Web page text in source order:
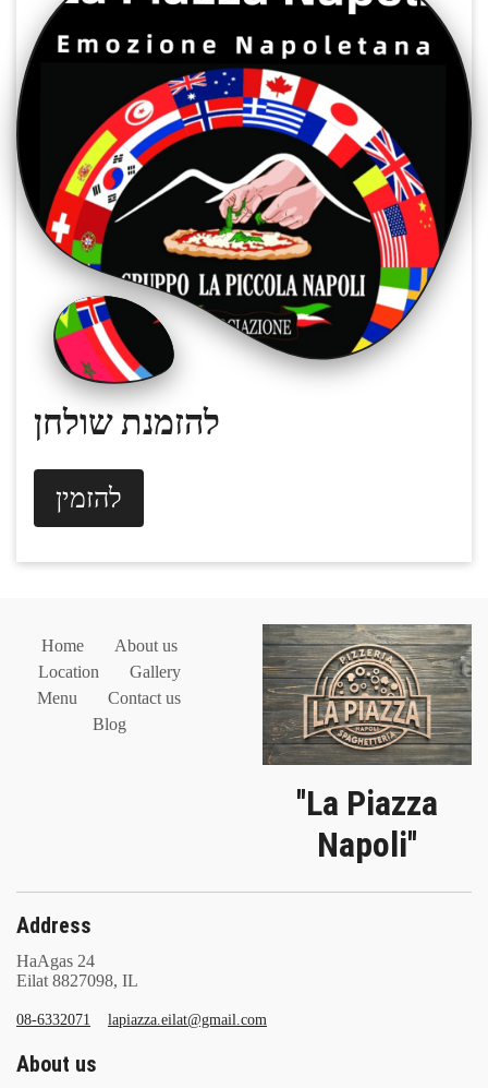
להזמנת שולחן
להזמין
Home
About us
Location
Gallery
Menu
Contact us
Blog
''La Piazza
Napoli''
Address
HaAgas 24
Eilat 8827098, IL
08-6332071 lapiazza.eilat@gmail.com
About us